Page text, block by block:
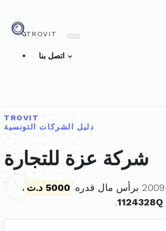
TROVIT
TROVIT
دليل الشركات التونسية
شركة عزة للتجارة
5000 د.ت
،
1124328Q
.